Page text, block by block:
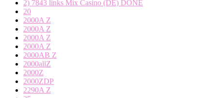
2) 7843 links Mix Casino (DE) DONE
20
2000A Z
2000A Z
2000A Z
2000A Z
2000AB Z
2000allZ
2000Z
2000ZDP
2290A Z